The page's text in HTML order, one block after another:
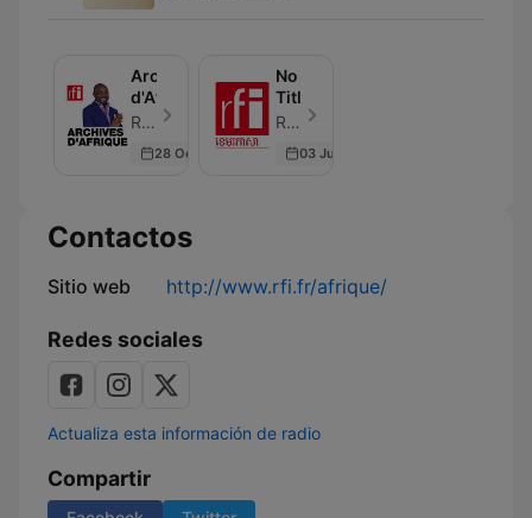
Archives
d'Afrique
RFI - Episodio 24
28 Oct 2023
No
Title
RFI - Episodio 1
03 Jun 2026
Contactos
Sitio web http://www.rfi.fr/afrique/
Redes sociales
Actualiza esta información de radio
Compartir